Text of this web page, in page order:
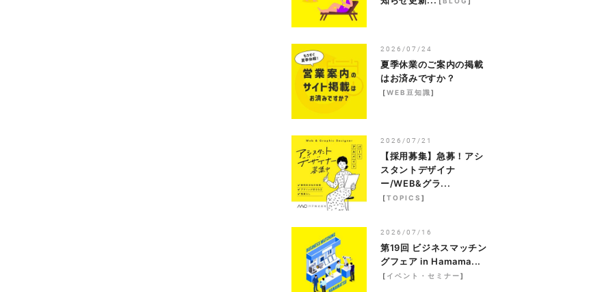
2026/07/24
夏季休業のご案内の掲載
はお済みですか？
[WEB豆知識]
2026/07/21
【採用募集】急募！アシ
スタントデザイナ
ー/WEB&グラ...
[TOPICS ]
2026/07/16
第19回 ビジネスマッチン
グフェア in Hamama...
[ イベント・セミナー]